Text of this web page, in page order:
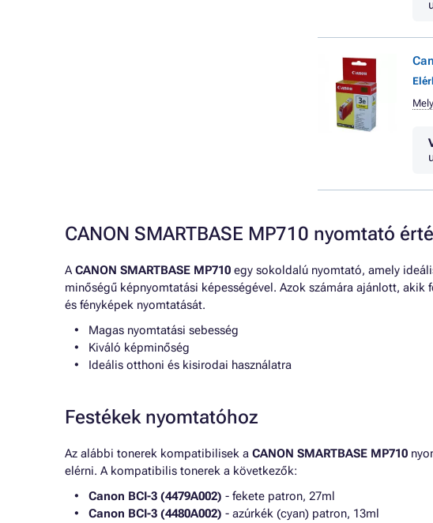
CANON SMARTBASE MP710 nyomtató
ACANON SMARTBASE MP710 egy sokoldalú nyomtató, amely
minőségű képnyomtatási képességével. Azok számára ajánlott,
és fényképek nyomtatását.
Magas nyomtatási sebesség
Kiváló képminőség
Ideális otthoni és kisirodai használatra
Festékek nyomtatóhoz
Az alábbi tonerek kompatibilisek a CANON SMARTBASE MP710
elérni. A kompatibilis tonerek a következők:
Canon BCI-3 (4479A002) - fekete patron, 27ml
Canon BCI-3 (4480A002) - azúrkék (cyan) patron, 13ml